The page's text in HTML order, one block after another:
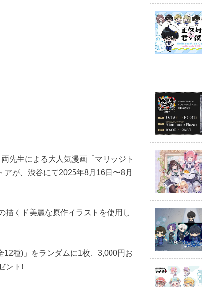
先生による大人気漫画「マリッジト
が、渋谷にて2025年8月16日〜8月
描くド美麗な原作イラストを使用し
12種)」をランダムに1枚、3,000円お
ント!